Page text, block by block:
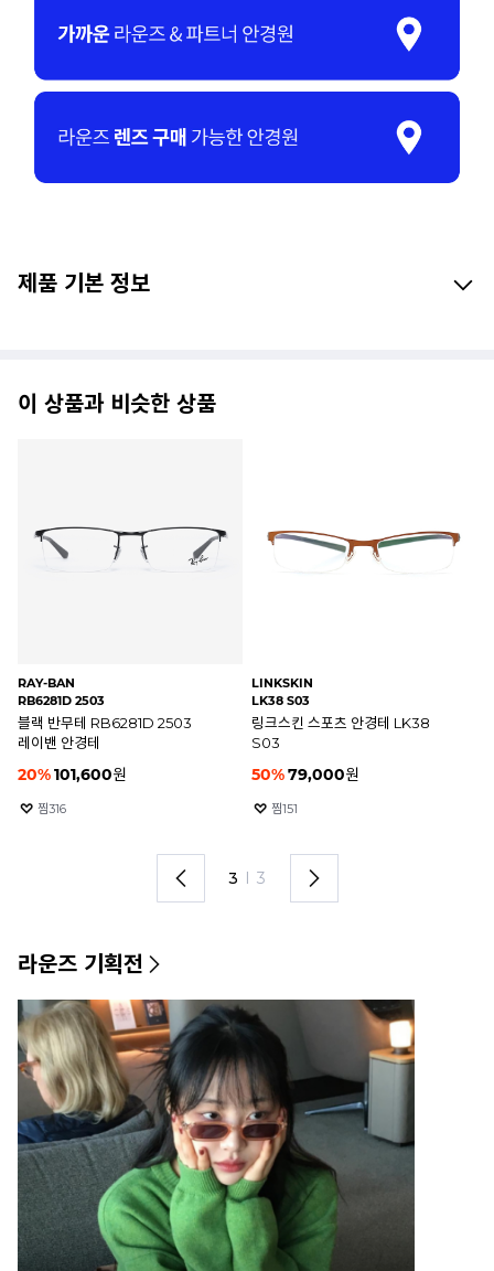
제품 기본 정보
이 상품과 비슷한 상품
ROUNZ BASIC
92212 C3
매트 골드 반무테 92212 C3
라운즈베이직 안경테
39,000원
찜16
SENIA
2308 C50(52)
버건디&로즈골드 메탈 2308
C50 52mm 세니아 안경테
150,000원
찜3
1 I 3
라운즈 기획전